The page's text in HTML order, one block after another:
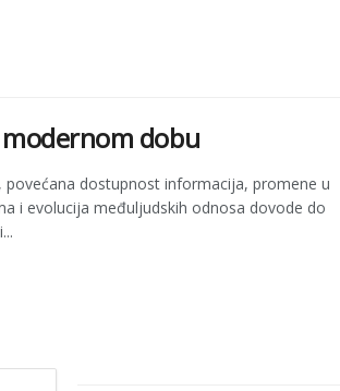
dobu
dostupnost informacija, promene u
i evolucija međuljudskih odnosa dovode do